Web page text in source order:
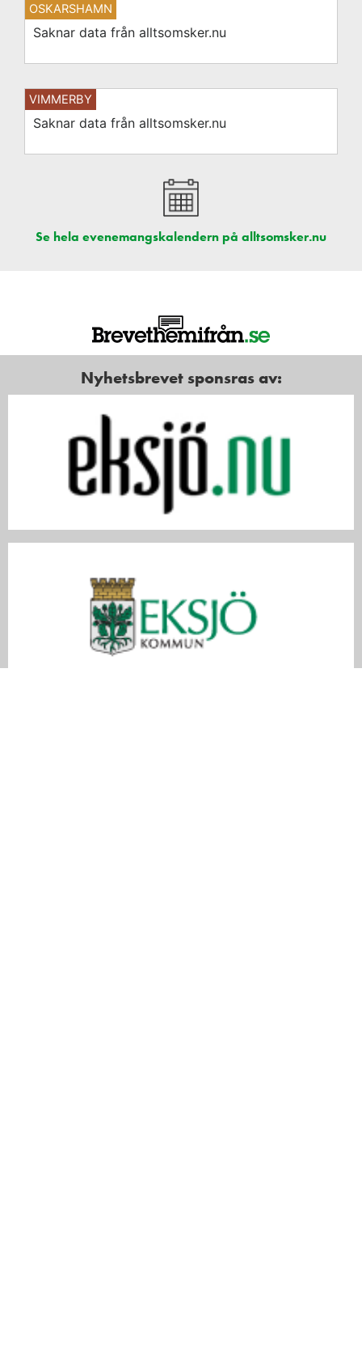
OSKARSHAMN
Saknar data från alltsomsker.nu
VIMMERBY
Saknar data från alltsomsker.nu
Se hela evenemangskalendern på alltsomsker.nu
Nyhetsbrevet sponsras av: